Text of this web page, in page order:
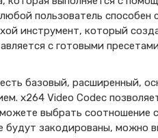
пользователь способен
инструмент, который
с готовыми
базовый, расширенный,
x264 Video Codec
выбрать соотношение
закодированы, можно